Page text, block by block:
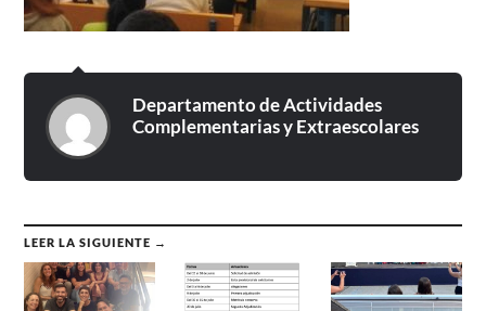
Departamento de Actividades
Complementarias y Extraescolares
LEER LA SIGUIENTE →